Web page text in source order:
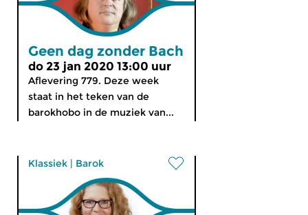
Geen dag zonder Bach
do 23 jan 2020 13:00 uur
Aflevering 779. Deze week
staat in het teken van de
barokhobo in de muziek van...
Klassiek | Barok